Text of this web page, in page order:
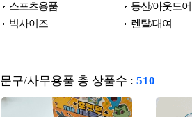
스포츠용품
등산/아웃도어
빅사이즈
렌탈/대여
문구/사무용품 총 상품수 : 510